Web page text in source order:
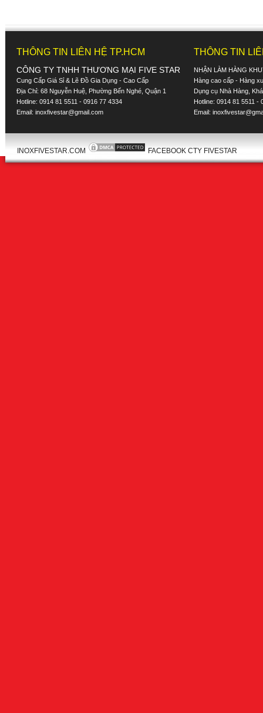
THÔNG TIN LIÊN HỆ TP.HCM
CÔNG TY TNHH THƯƠNG MẠI FIVE STAR
Cung Cấp Giá Sỉ & Lẽ Đồ Gia Dụng - Cao Cấp
Địa Chỉ: 68 Nguyễn Huệ, Phường Bến Nghé, Quận 1
Hotline: 0914 81 5511 - 0916 77 4334
Email: inoxfivestar@gmail.com
THÔNG TIN
NHẬN LÀM HÀNG
Hàng cao cấp - Hàng
Dụng cụ Nhà Hàng,
Hotline: 0914 81 5511 -
Email:
INOXFIVESTAR.COM FACEBOOK CTY FIVESTAR